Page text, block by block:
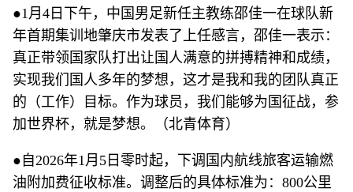
●1月4日下午，中国男足新任主教练邵佳一在球队新
年首期集训地肇庆市发表了上任感言，邵佳一表示：
真正带领国家队打出让国人满意的拼搏精神和成绩，
实现我们国人多年的梦想，这才是我和我的团队真正
的（工作）目标。作为球员，我们能够为国征战，参
加世界杯，就是梦想。（北青体育）
●自2026年1月5日零时起，下调国内航线旅客运输燃
油附加费征收标准。调整后的具体标准为：800公里